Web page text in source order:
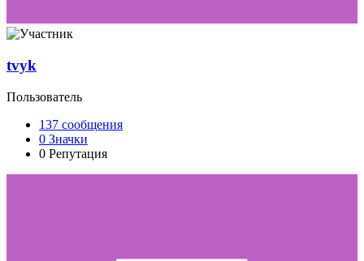
tvyk
Пользователь
137 сообщения
0 Значки
0 Репутация